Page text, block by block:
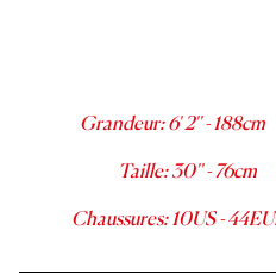
Grandeur:6' 2''-188cm
Taille:30''-76cm
Chaussures:10US -44